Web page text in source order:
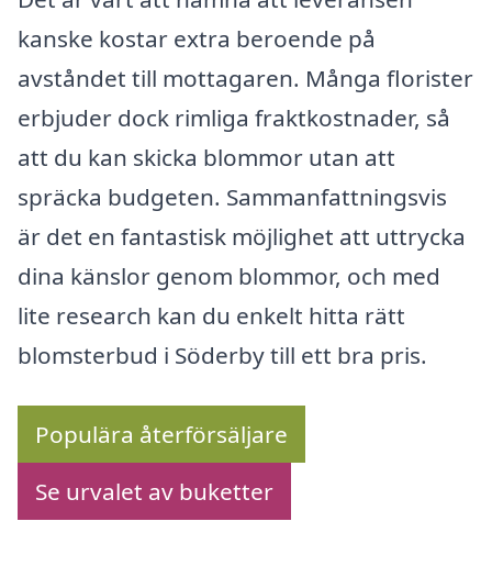
kanske kostar extra beroende på
avståndet till mottagaren. Många florister
erbjuder dock rimliga fraktkostnader, så
att du kan skicka blommor utan att
spräcka budgeten. Sammanfattningsvis
är det en fantastisk möjlighet att uttrycka
dina känslor genom blommor, och med
lite research kan du enkelt hitta rätt
blomsterbud i Söderby till ett bra pris.
Populära återförsäljare
Se urvalet av buketter